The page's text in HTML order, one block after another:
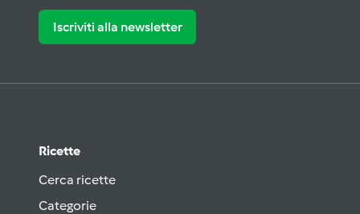
Iscriviti alla newsletter
Ricette
Cerca ricette
Categorie